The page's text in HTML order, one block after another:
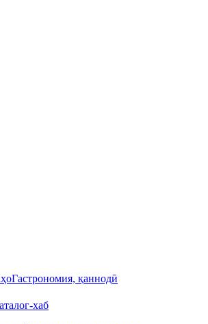
Гастрономия, қаннодӣ
хаб